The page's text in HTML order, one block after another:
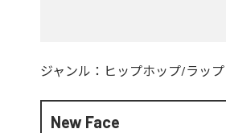
ジャンル： ヒップホップ/ラップ
New Face